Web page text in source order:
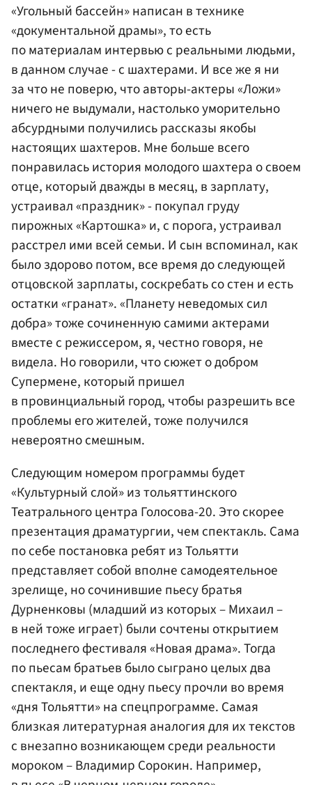
«Угольный бассейн» написан в технике
«документальной драмы», то есть
по материалам интервью с реальными людьми,
в данном случае - с шахтерами. И все же я ни
за что не поверю, что авторы-актеры «Ложи»
ничего не выдумали, настолько уморительно
абсурдными получились рассказы якобы
настоящих шахтеров. Мне больше всего
понравилась история молодого шахтера о своем
отце, который дважды в месяц, в зарплату,
устраивал «праздник» - покупал груду
пирожных «Картошка» и, с порога, устраивал
расстрел ими всей семьи. И сын вспоминал, как
было здорово потом, все время до следующей
отцовской зарплаты, соскребать со стен и есть
остатки «гранат». «Планету неведомых сил
добра» тоже сочиненную самими актерами
вместе с режиссером, я, честно говоря, не
видела. Но говорили, что сюжет о добром
Супермене, который пришел
в провинциальный город, чтобы разрешить все
проблемы его жителей, тоже получился
невероятно смешным.
Следующим номером программы будет
«Культурный слой» из тольяттинского
Театрального центра Голосова-20. Это скорее
презентация драматургии, чем спектакль. Сама
по себе постановка ребят из Тольятти
представляет собой вполне самодеятельное
зрелище, но сочинившие пьесу братья
Дурненковы (младший из которых – Михаил –
в ней тоже играет) были сочтены открытием
последнего фестиваля «Новая драма». Тогда
по пьесам братьев было сыграно целых два
спектакля, и еще одну пьесу прочли во время
«дня Тольятти» на спецпрограмме. Самая
близкая литературная аналогия для их текстов
с внезапно возникающем среди реальности
мороком – Владимир Сорокин. Например,